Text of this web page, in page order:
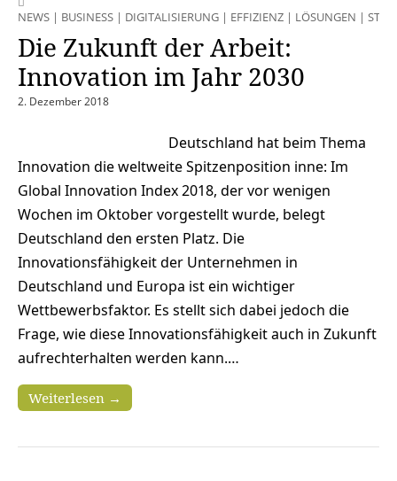
NEWS | BUSINESS | DIGITALISIERUNG | EFFIZIENZ | LÖSUNGEN |
Die Zukunft der Arbeit:
Innovation im Jahr 2030
2. Dezember 2018
Deutschland hat beim Thema
Innovation die weltweite Spitzenposition inne: Im
Global Innovation Index 2018, der vor wenigen
Wochen im Oktober vorgestellt wurde, belegt
Deutschland den ersten Platz. Die
Innovationsfähigkeit der Unternehmen in
Deutschland und Europa ist ein wichtiger
Wettbewerbsfaktor. Es stellt sich dabei jedoch die
Frage, wie diese Innovationsfähigkeit auch in Zukunft
aufrechterhalten werden kann.…
Weiterlesen →